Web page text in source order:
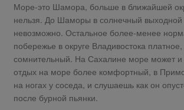
Море-это Шамора, больше в ближайшей
нельзя. До Шаморы в солнечный выходной
невозможно. Остальное более-менее
побережье в округе Владивостока
сомнительный. На Сахалине море может и
отдых на море более комфортный, в
на ногах у соседа, и слушаешь как он
после бурной пьянки.